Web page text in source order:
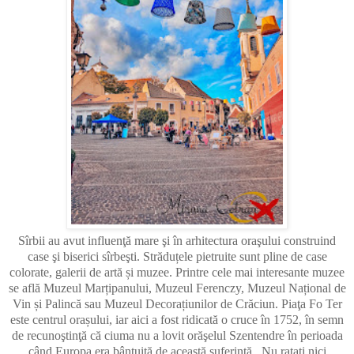
Sîrbii au avut influenţă mare şi în arhitectura oraşului construind
case şi biserici sîrbeşti. Străduțele pietruite sunt pline de case
colorate, galerii de artă și muzee. Printre cele mai interesante muzee
se află Muzeul Marțipanului, Muzeul Ferenczy, Muzeul Național de
Vin și Palincă sau Muzeul Decorațiunilor de Crăciun. Piaţa Fo Ter
este centrul orașului, iar aici a fost ridicată o cruce în 1752, în semn
de recunoştinţă că ciuma nu a lovit orăşelul Szentendre în perioada
când Europa era bântuită de această suferinţă. Nu ratați nici